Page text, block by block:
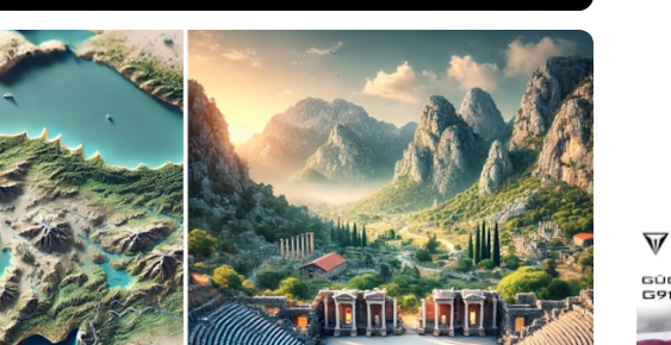
Tarihin en büyük fatihlerinden biri olan Büyük İskender, Pers
İmparatorluğu’ndan Mısır’a kadar uzanan fetihleriyle tanınır.
Fakat, Toros Dağları’nın zirvesinde yer alan ve günümüz
Türkiye’sinde bulunan bir şehir, onun bile gücünü aşmıştı: Burası
Termessos...